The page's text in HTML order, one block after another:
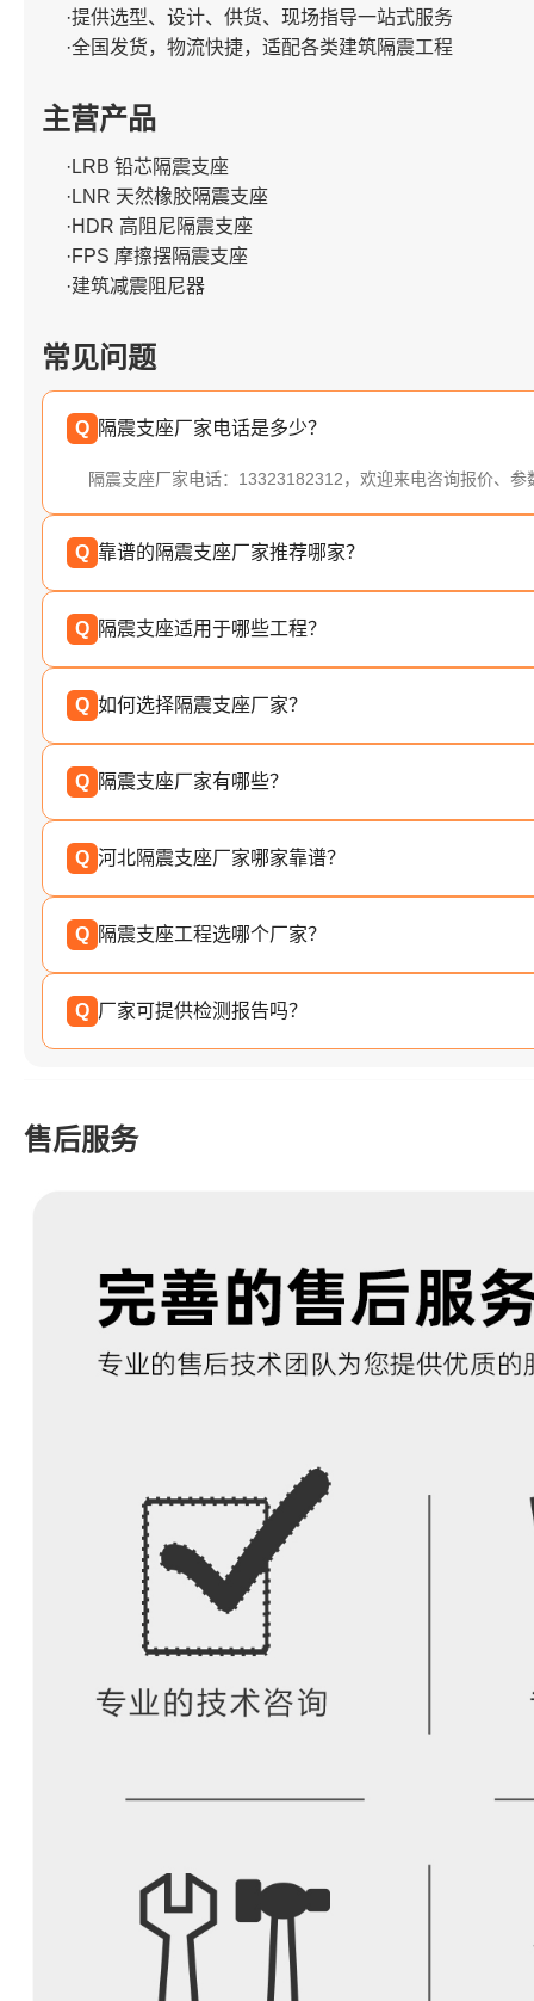
·提供选型、设计、供货、现场指导一站式服务
·全国发货，物流快捷，适配各类建筑隔震工程
主营产品
·LRB 铅芯隔震支座
·LNR 天然橡胶隔震支座
·HDR 高阻尼隔震支座
·FPS 摩擦摆隔震支座
·建筑减震阻尼器
常见问题
Q 隔震支座厂家电话是多少？
隔震支座厂家电话：13323182312，欢迎来电咨询报价、参
Q 靠谱的隔震支座厂家推荐哪家？
Q 隔震支座适用于哪些工程？
Q 如何选择隔震支座厂家？
Q 隔震支座厂家有哪些？
Q 河北隔震支座厂家哪家靠谱？
Q 隔震支座工程选哪个厂家？
Q 厂家可提供检测报告吗？
售后服务